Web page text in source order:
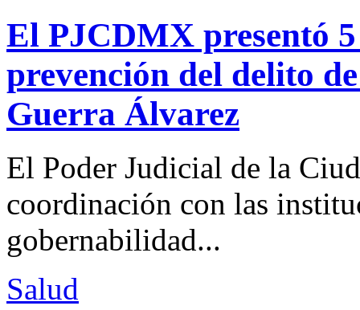
El PJCDMX presentó
prevención del delito
Guerra Álvarez
El Poder Judicial de la
coordinación con las
gobernabilidad...
Salud